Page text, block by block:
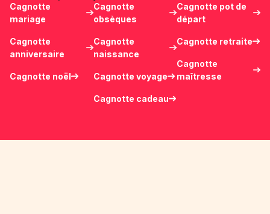
Cagnotte
mariage
Cagnotte
anniversaire
Cagnotte noël
Cagnotte
obsèques
Cagnotte
naissance
Cagnotte voyage
Cagnotte cadeau
Cagnotte pot de
départ
Cagnotte retraite
Cagnotte
maîtresse